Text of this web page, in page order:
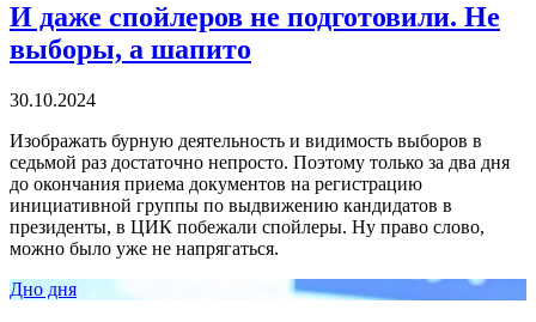
И даже спойлеров не подготовили. Не
выборы, а шапито
30.10.2024
Изображать бурную деятельность и видимость выборов в
седьмой раз достаточно непросто. Поэтому только за два дня
до окончания приема документов на регистрацию
инициативной группы по выдвижению кандидатов в
президенты, в ЦИК побежали спойлеры. Ну право слово,
можно было уже не напрягаться.
Дно дня